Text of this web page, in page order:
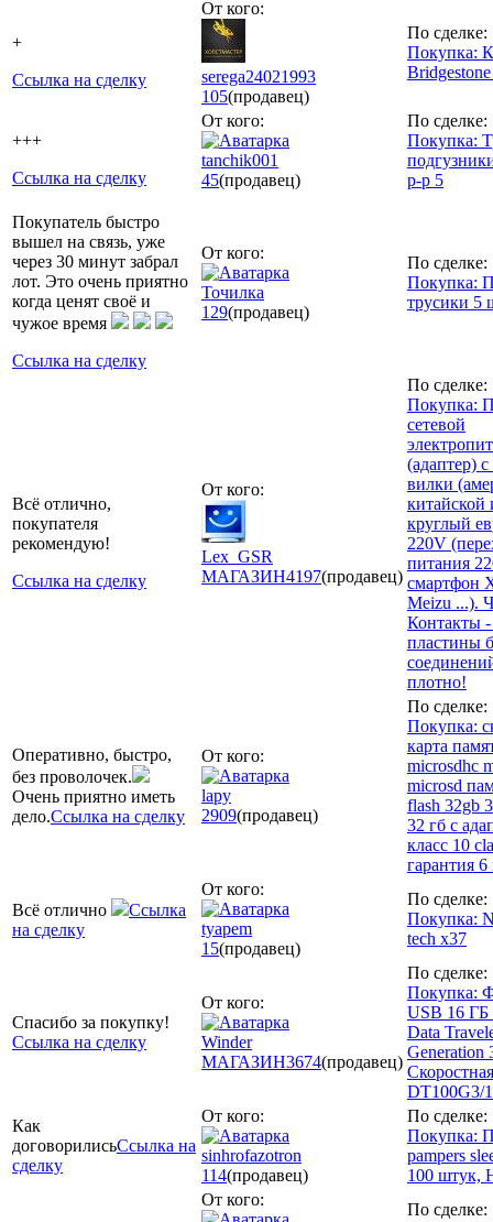
+
Ссылка на сделку
От кого:
serega24021993
105(продавец)
По сделке:
Покупка:
+++
Ссылка на сделку
От кого:
tanchik001
45(продавец)
По сделке:
Покупка:
р-р 5
Покупатель быстро
вышел на связь, уже
через 30 минут забрал
лот. Это очень приятно
когда ценят своё и
чужое время
Ссылка на сделку
От кого:
Точилка
129(продавец)
По сделке:
Покупка:
трусики 5
Всё отлично,
покупателя
рекомендую!
Ссылка на сделку
От кого:
Lex_GSR
МАГАЗИН4197(продавец)
По сделке:
Покупка:
сетевой
(адаптер)
вилки
китайской
круглый
220V
питания
смартфон
Meizu ...).
Контакты
пластины
плотно!
Оперативно, быстро,
без проволочек.
Очень приятно иметь
дело.Ссылка на сделку
От кого:
lapy
2909(продавец)
По сделке:
Покупка:
карта
miсrosdhc
microsd
flash 32gb
32 гб с
класс 10
гарантия 6
Всё отлично
Ссылка
на сделку
От кого:
tyapem
15(продавец)
По сделке:
Покупка:
tech x37
Спасибо за покупку!
Ссылка на сделку
От кого:
Winder
МАГАЗИН3674(продавец)
По сделке:
Покупка:
USB 16 ГБ
Data
Generation
Скоростная
DT100G3/
Как
договорилисьСсылка на
сделку
От кого:
sinhrofazotron
114(продавец)
По сделке:
Покупка:
pampers
100
От кого:
По сделке: